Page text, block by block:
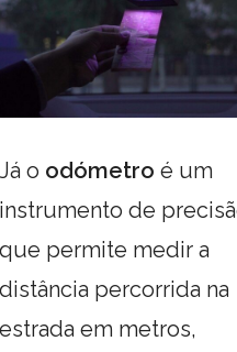
Já o odómetro é um
instrumento de
que permite medir a
distância percorrida na
estrada em metros,